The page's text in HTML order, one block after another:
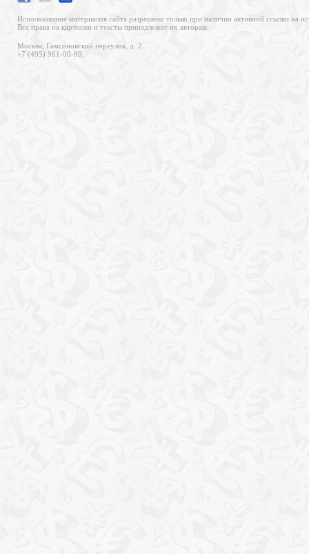
Использование материалов сайта разрешено только при наличии активной ссылки на
Все права на картинки и тексты принадлежат их авторам.
Москва, Гамсоновский переулок, д. 2.
+7 (495) 961-00-89.